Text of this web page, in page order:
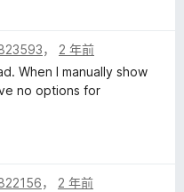
， 2 年前
When I manually show
no options for
， 2 年前